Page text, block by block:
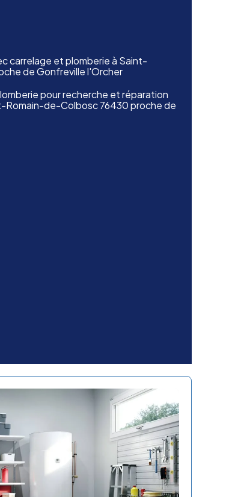
carrelage et plomberie à Saint-
de Gonfreville l'Orcher
pour recherche et réparation
Romain-de-Colbosc 76430 proche de